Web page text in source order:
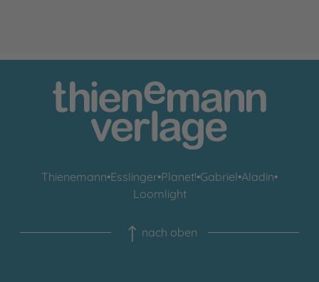
Thienemann•Esslinger•Planet!•Gabriel•Aladin•
Loomlight
nach oben